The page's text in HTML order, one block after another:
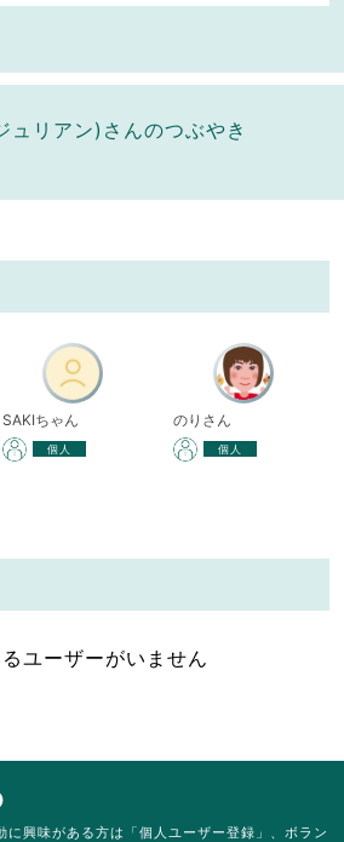
リアン)さんのつぶやき
SAKIちゃん
個人
のりさん
個人
ユーザーがいません
に興味がある方は「個人ユーザー登録」、ボラン